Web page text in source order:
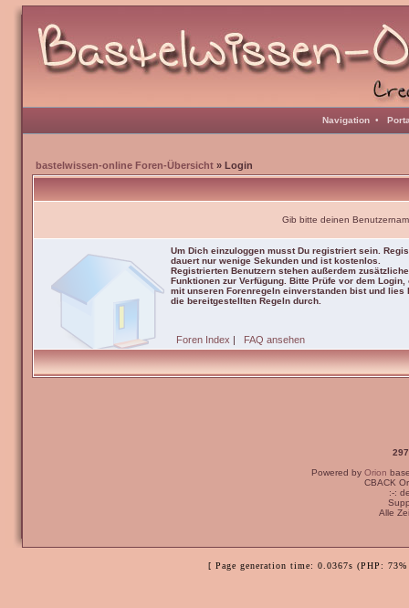
Navigation •
bastelwissen-online Foren-Übersicht » Login
Gib bitte deinen
Um Dich einzuloggen musst Du registriert sein.
dauert nur wenige Sekunden und ist kostenlos.
Registrierten Benutzern stehen außerdem zusätzliche
Funktionen zur Verfügung. Bitte Prüfe vor dem Login,
mit unseren Forenregeln einverstanden bist und lies
die bereitgestellten Regeln durch.
Foren Index | FAQ ansehen
Powered by Orion
CBACK
:-:
Alle
[ Page generation time: 0.0367s (PHP: